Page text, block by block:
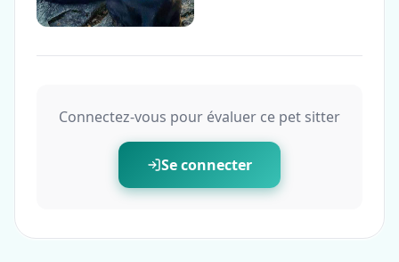
Connectez-vous pour évaluer ce pet sitter
Se connecter